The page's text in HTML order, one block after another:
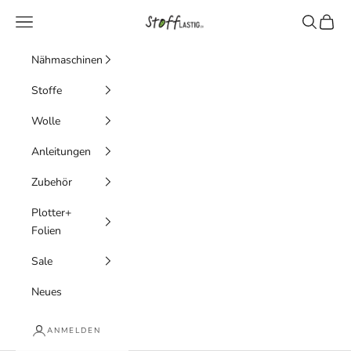
Stofflastig
Menü Suchen
Nähmaschinen
Stoffe
Wolle
Anleitungen
Zubehör
Plotter+
Folien
Sale
Neues
ANMELDEN